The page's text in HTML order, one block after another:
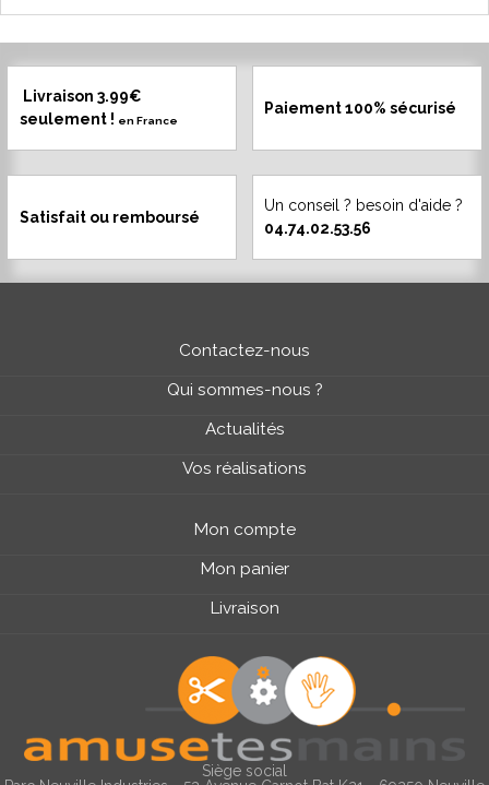
Livraison 3.99€
seulement ! en France
Paiement 100% sécurisé
Satisfait ou remboursé
Un conseil ? besoin d'aide ?
04.74.02.53.56
Contactez-nous
Qui sommes-nous ?
Actualités
Vos réalisations
Mon compte
Mon panier
Livraison
Siège social